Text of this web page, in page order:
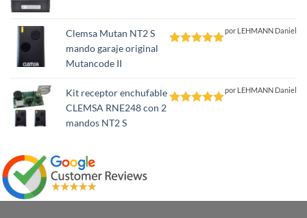
Clemsa Mutan NT2 S
mando garaje original
Mutancode II
por LEHMANN Daniel
Kit receptor enchufable
CLEMSA RNE248 con 2
mandos NT2 S
por LEHMANN Daniel